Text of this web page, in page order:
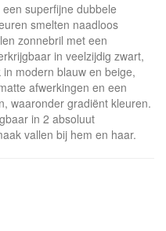
superfijne dubbele
smelten naadloos
zonnebril met een
in veelzijdig zwart,
modern blauw en beige,
afwerkingen en een
waaronder gradiënt kleuren.
in 2 absoluut
vallen bij hem en haar.